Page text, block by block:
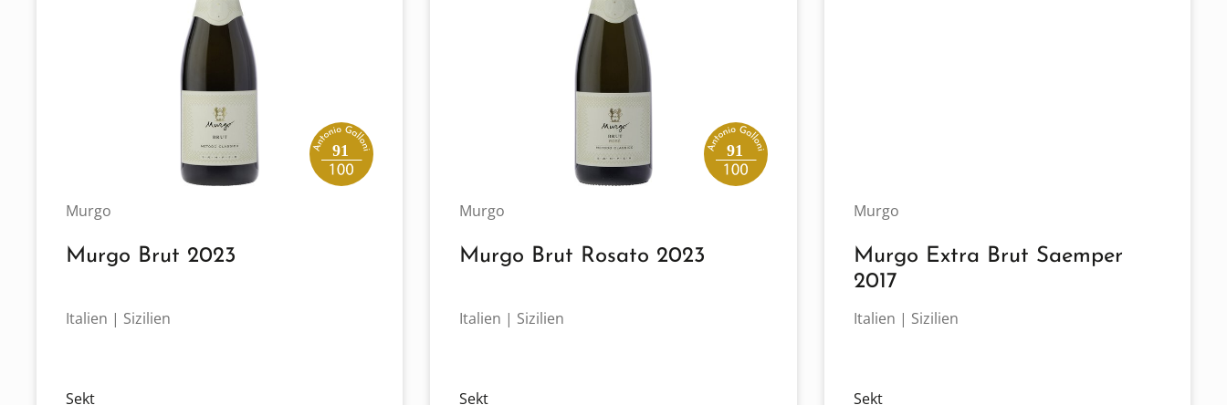
91
Murgo
Murgo Brut 2023
Italien | Sizilien
Sekt
91
Murgo
Murgo Brut Rosato 2023
Italien | Sizilien
Sekt
Murgo
Murgo Extra Brut Saemper
2017
Italien | Sizilien
Sekt